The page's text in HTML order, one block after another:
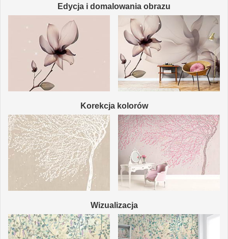
Edycja i domalowania obrazu
Korekcja kolorów
Wizualizacja